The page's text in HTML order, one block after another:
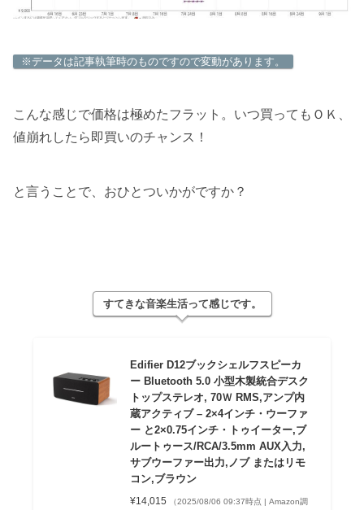
※データは記事執筆時のものですので変動があります。
こんな感じで価格は極めたフラット。いつ買ってもＯＫ、
値崩れしたら即買いのチャンス！
と言うことで、おひとついかがですか？
すてきな音楽生活って感じです。
Edifier D12ブックシェルフスピーカ
ー Bluetooth 5.0 小型木製統合デスク
トップステレオ, 70Ｗ RMS,アンプ内
蔵アクティブ – 2×4インチ・ウーファ
ー と2×0.75インチ・トゥイーター,ブ
ルートゥース/RCA/3.5mm AUX入力,
サブウーファー出力,ノブ またはリモ
コン,ブラウン
¥14,015
（2025/08/06 09:37時点 | Amazon調